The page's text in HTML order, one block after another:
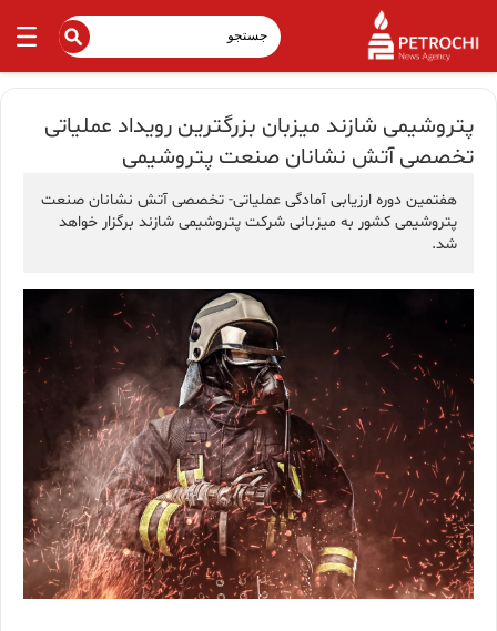
پتروشیمی شازند میزبان بزرگترین رویداد عملیاتی
تخصصی آتش نشانان صنعت پتروشیمی
هفتمین دوره ارزیابی آمادگی عملیاتی- تخصصی آتش نشانان صنعت
پتروشیمی کشور به میزبانی شرکت پتروشیمی شازند برگزار خواهد
شد.